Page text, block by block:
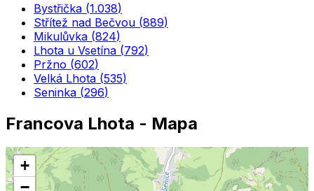
Bystřička (1.038)
Střítež nad Bečvou (889)
Mikulůvka (824)
Lhota u Vsetína (792)
Pržno (602)
Velká Lhota (535)
Seninka (296)
Francova Lhota - Mapa
+
−